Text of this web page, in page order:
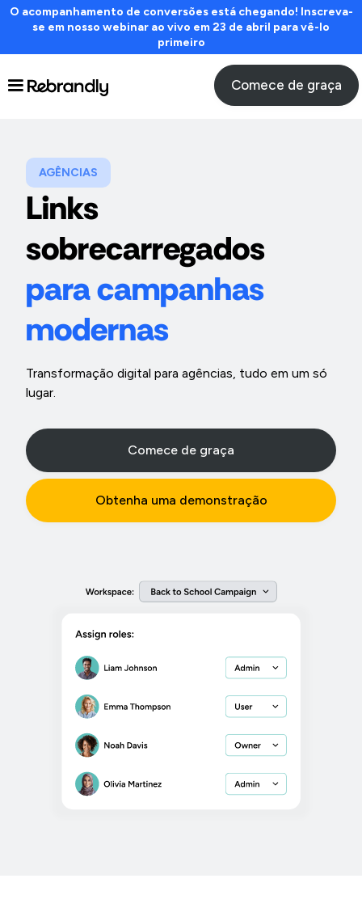
O acompanhamento de conversões está chegando! Inscreva-
se em nosso webinar ao vivo em 23 de abril para vê-lo
primeiro
Comece de graça
AGÊNCIAS
Links
sobrecarregados
para campanhas
modernas
Transformação digital para agências, tudo em um só
lugar.
Comece de graça
Obtenha uma demonstração